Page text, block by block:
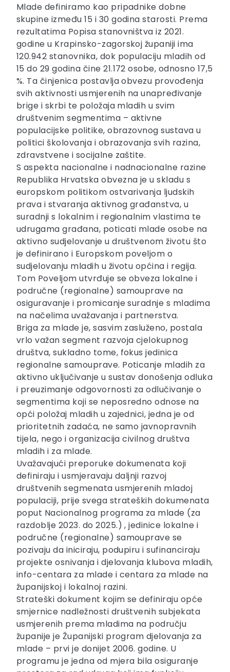
Mlade definiramo kao pripadnike dobne
skupine između 15 i 30 godina starosti. Prema
rezultatima Popisa stanovništva iz 2021.
godine u Krapinsko-zagorskoj županiji ima
120.942 stanovnika, dok populaciju mladih od
15 do 29 godina čine 21.172 osobe, odnosno 17,5
%. Ta činjenica postavlja obvezu provođenja
svih aktivnosti usmjerenih na unapređivanje
brige i skrbi te položaja mladih u svim
društvenim segmentima – aktivne
populacijske politike, obrazovnog sustava u
politici školovanja i obrazovanja svih razina,
zdravstvene i socijalne zaštite.
S aspekta nacionalne i nadnacionalne razine
Republika Hrvatska obvezna je u skladu s
europskom politikom ostvarivanja ljudskih
prava i stvaranja aktivnog građanstva, u
suradnji s lokalnim i regionalnim vlastima te
udrugama građana, poticati mlade osobe na
aktivno sudjelovanje u društvenom životu što
je definirano i Europskom poveljom o
sudjelovanju mladih u životu općina i regija.
Tom Poveljom utvrđuje se obveza lokalne i
područne (regionalne) samouprave na
osiguravanje i promicanje suradnje s mladima
na načelima uvažavanja i partnerstva.
Briga za mlade je, sasvim zasluženo, postala
vrlo važan segment razvoja cjelokupnog
društva, sukladno tome, fokus jedinica
regionalne samouprave. Poticanje mladih za
aktivno uključivanje u sustav donošenja odluka
i preuzimanje odgovornosti za odlučivanje o
segmentima koji se neposredno odnose na
opći položaj mladih u zajednici, jedna je od
prioritetnih zadaća, ne samo javnopravnih
tijela, nego i organizacija civilnog društva
mladih i za mlade.
Uvažavajući preporuke dokumenata koji
definiraju i usmjeravaju daljnji razvoj
društvenih segmenata usmjerenih mladoj
populaciji, prije svega strateških dokumenata
poput Nacionalnog programa za mlade (za
razdoblje 2023. do 2025.) , jedinice lokalne i
područne (regionalne) samouprave se
pozivaju da iniciraju, podupiru i sufinanciraju
projekte osnivanja i djelovanja klubova mladih,
info-centara za mlade i centara za mlade na
županijskoj i lokalnoj razini.
Strateški dokument kojim se definiraju opće
smjernice nadležnosti društvenih subjekata
usmjerenih prema mladima na području
županije je Županijski program djelovanja za
mlade – prvi je donijet 2006. godine. U
programu je jedna od mjera bila osiguranje